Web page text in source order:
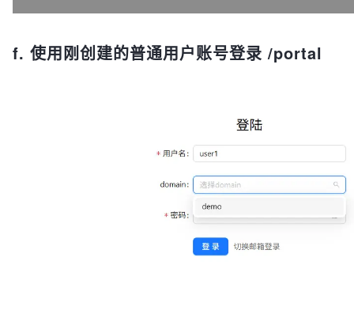
f. 使用刚创建的普通用户账号登录 /portal